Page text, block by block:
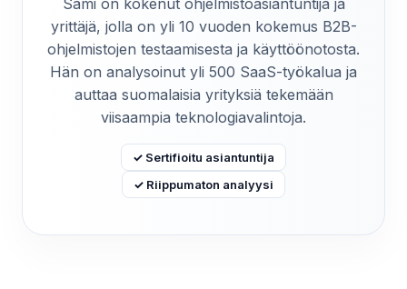
Sami on kokenut ohjelmistoasiantuntija ja
yrittäjä, jolla on yli 10 vuoden kokemus B2B-
ohjelmistojen testaamisesta ja käyttöönotosta.
Hän on analysoinut yli 500 SaaS-työkalua ja
auttaa suomalaisia yrityksiä tekemään
viisaampia teknologiavalintoja.
✓ Sertifioitu asiantuntija
✓ Riippumaton analyysi